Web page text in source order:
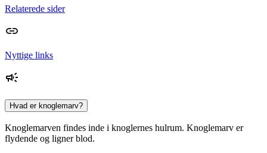
Relaterede sider
Nyttige links
Hvad er knoglemarv?
Knoglemarven findes inde i knoglernes hulrum. Knoglemarv er
flydende og ligner blod.